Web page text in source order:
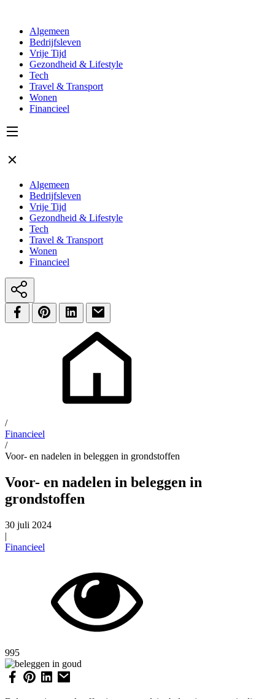
Algemeen
Bedrijfsleven
Vrije Tijd
Gezondheid & Lifestyle
Tech
Travel & Transport
Wonen
Financieel
Algemeen
Bedrijfsleven
Vrije Tijd
Gezondheid & Lifestyle
Tech
Travel & Transport
Wonen
Financieel
/
Financieel
/
Voor- en nadelen in beleggen in grondstoffen
Voor- en nadelen in beleggen in
grondstoffen
30 juli 2024
|
Financieel
995